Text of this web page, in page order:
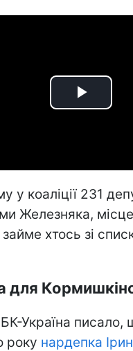
Play
у коаліції 231
Железняка,
займе хтось зі
для
Україна писало,
року нардепка